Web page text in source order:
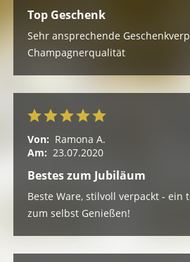
Top Geschenk
Sehr ansprechende
Champagnerqualität
Von: Ramona A.
Am: 23.07.2020
Bestes zum Jubiläum
Beste Ware, stilvoll verpackt - ein
zum selbst Genießen!